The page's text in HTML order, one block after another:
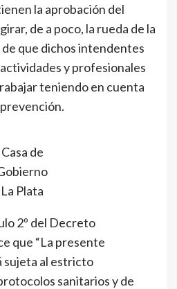
la aprobación del
de a poco, la rueda de la
que dichos intendentes
y profesionales
teniendo en cuenta
Casa de
La Plata
2º del Decreto
que “La presente
sujeta al estricto
sanitarios y de